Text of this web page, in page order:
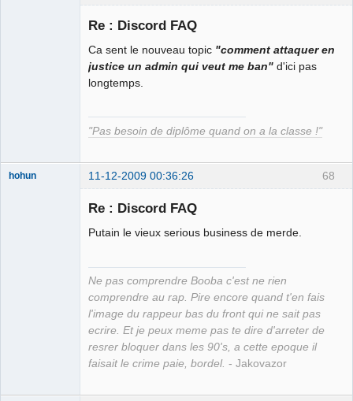
Re : Discord FAQ
Ca sent le nouveau topic "comment attaquer en
justice un admin qui veut me ban" d'ici pas
longtemps.
"Pas besoin de diplôme quand on a la classe !"
68
hohun 11-12-2009 00:36:26
Re : Discord FAQ
Putain le vieux serious business de merde.
Ne pas comprendre Booba c'est ne rien
comprendre au rap. Pire encore quand t'en fais
l'image du rappeur bas du front qui ne sait pas
ecrire. Et je peux meme pas te dire d'arreter de
resrer bloquer dans les 90's, a cette epoque il
faisait le crime paie, bordel. - Jakovazor